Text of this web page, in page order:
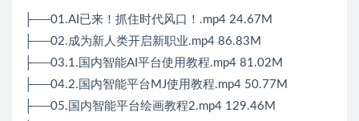
├──01.AI已来！抓住时代风口！.mp4 24.67M
├──02.成为新人类开启新职业.mp4 86.83M
├──03.1.国内智能AI平台使用教程.mp4 81.02M
├──04.2.国内智能平台MJ使用教程.mp4 50.77M
├──05.国内智能平台绘画教程2.mp4 129.46M